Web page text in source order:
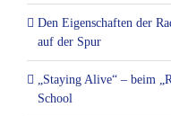
Den Eigenschaften der
auf der Spur
„Staying Alive“ – beim
School